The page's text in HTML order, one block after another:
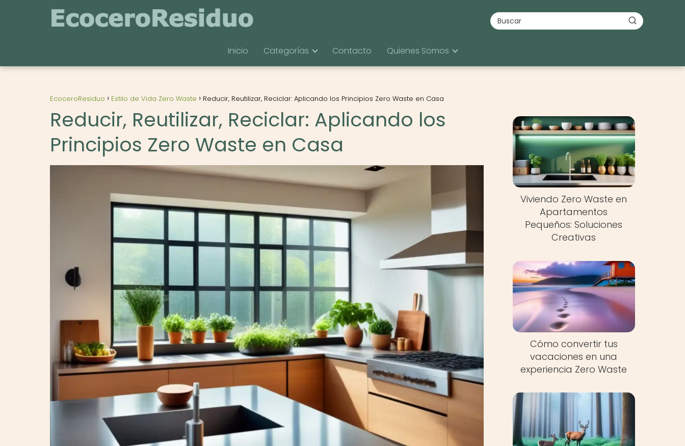
Inicio Categorías Contacto Quienes Somos
EcoceroResiduo Estilo de Vida Zero Waste Reducir, Reutilizar, Reciclar: Aplicando los Principios Zero Waste en Casa
Reducir, Reutilizar, Reciclar: Aplicando los
Principios Zero Waste en Casa
Nuevo
Viviendo Zero Waste en
Apartamentos
Pequeños: Soluciones
Creativas
Cómo convertir tus
vacaciones en una
experiencia Zero Waste